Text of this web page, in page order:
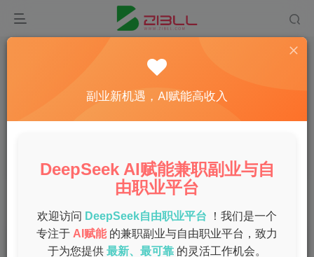
宝妈兼职招募：平台推荐与赚钱干货
副业新机遇，AI赋能高收入
DeepSeek AI赋能兼职副业与自
由职业平台
欢迎访问 DeepSeek自由职业平台
！我们是一个
专注于 AI赋能 的兼职副业与自由职业平台，致力
于为您提供 最新、最可靠 的灵活工作机会。